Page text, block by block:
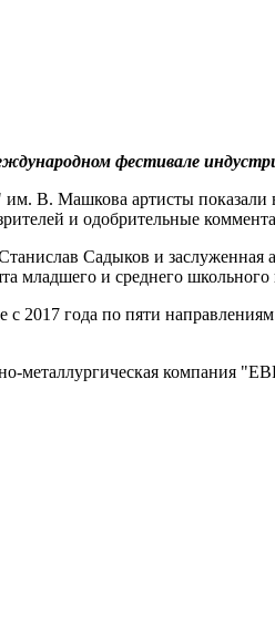
фестивале
В. Машкова артисты
и одобрительные
Садыков и
младшего и среднего
2017 года по пяти
металлургическая компания